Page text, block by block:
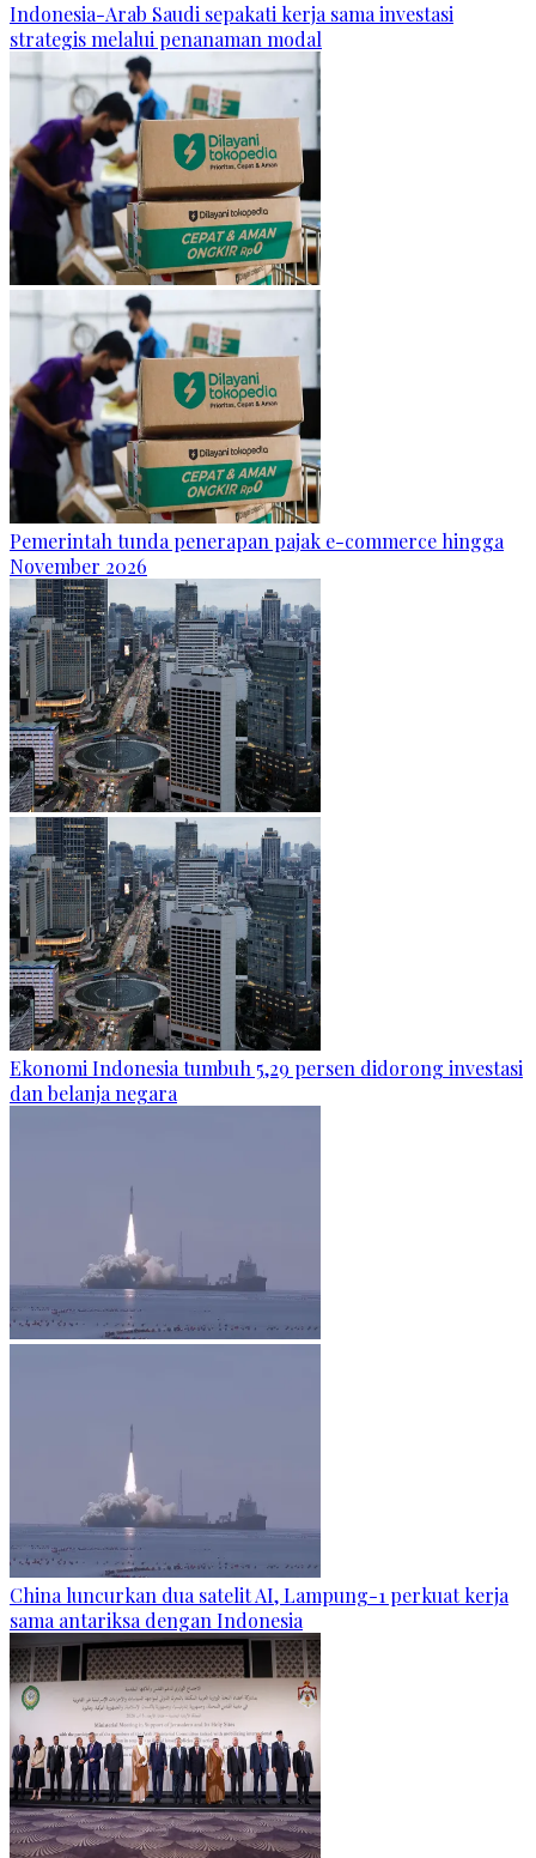
Indonesia-Arab Saudi sepakati kerja sama investasi
strategis melalui penanaman modal
Pemerintah tunda penerapan pajak e-commerce hingga
November 2026
Ekonomi Indonesia tumbuh 5,29 persen didorong investasi
dan belanja negara
China luncurkan dua satelit AI, Lampung-1 perkuat kerja
sama antariksa dengan Indonesia